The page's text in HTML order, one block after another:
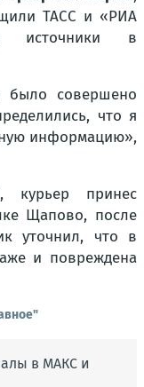
ТАСС и «РИА
источники в
было совершено
что я
информацию»,
курьер принес
Щапово, после
уточнил, что в
и повреждена
в МАКС и